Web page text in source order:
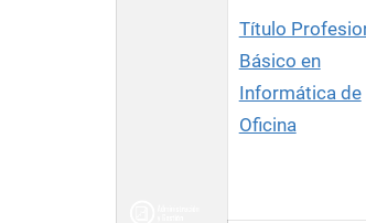
Título
Básico en
Informática de
Oficina